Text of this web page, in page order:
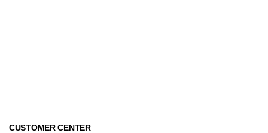
CUSTOMER CENTER